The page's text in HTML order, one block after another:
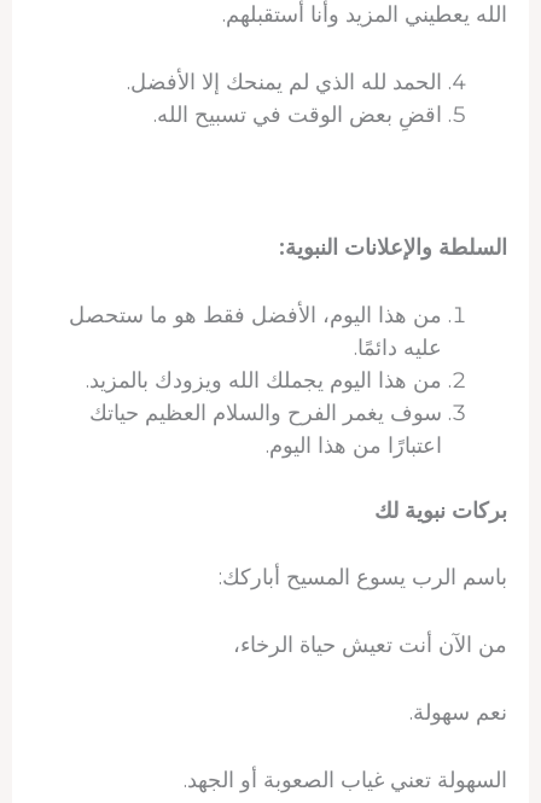
الله يعطيني المزيد وأنا أستقبلهم.
الحمد لله الذي لم يمنحك إلا الأفضل.
اقضِ بعض الوقت في تسبيح الله.
السلطة والإعلانات النبوية:
من هذا اليوم، الأفضل فقط هو ما ستحصل
عليه دائمًا.
من هذا اليوم يجملك الله ويزودك بالمزيد.
سوف يغمر الفرح والسلام العظيم حياتك
اعتبارًا من هذا اليوم.
بركات نبوية لك
باسم الرب يسوع المسيح أباركك:
من الآن أنت تعيش حياة الرخاء،
نعم سهولة.
السهولة تعني غياب الصعوبة أو الجهد.